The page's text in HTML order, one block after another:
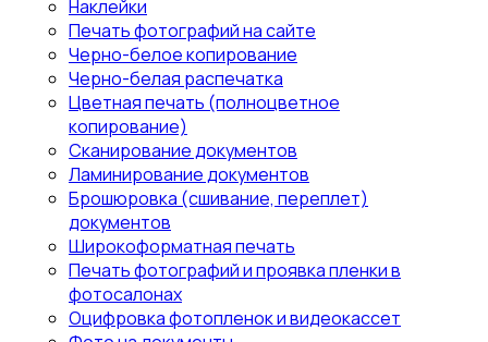
Наклейки
Печать фотографий на сайте
Черно-белое копирование
Черно-белая распечатка
Цветная печать (полноцветное
копирование)
Сканирование документов
Ламинирование документов
Брошюровка (сшивание, переплет)
документов
Широкоформатная печать
Печать фотографий и проявка пленки в
фотосалонах
Оцифровка фотопленок и видеокассет